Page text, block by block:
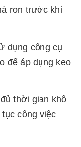
ron trước khi
dụng công cụ
để áp dụng keo
thời gian khô
công việc